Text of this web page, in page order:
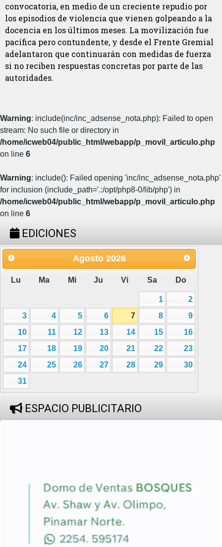
convocatoria, en medio de un creciente repudio por
los episodios de violencia que vienen golpeando a la
docencia en los últimos meses. La movilización fue
pacífica pero contundente, y desde el Frente Gremial
adelantaron que continuarán con medidas de fuerza
si no reciben respuestas concretas por parte de las
autoridades.
Warning: include(inc/inc_adsense_nota.php): Failed to open
stream: No such file or directory in
/home/icweb04/public_html/webapp/p_movil_articulo.php
on line 6
Warning: include(): Failed opening 'inc/inc_adsense_nota.php'
for inclusion (include_path='.:/opt/php8-0/lib/php') in
/home/icweb04/public_html/webapp/p_movil_articulo.php
on line 6
EDICIONES
Agosto 2026
Lu Ma Mi Ju Vi Sa Do
1
2
3
4 5 6 7 8
9
10
11 12 13 14 15
16
17
18 19 20 21 22
23
24
25 26 27 28 29
30
31
ESPACIO PUBLICITARIO